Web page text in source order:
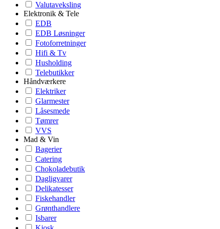
Valutaveksling
Elektronik & Tele
EDB
EDB Løsninger
Fotoforretninger
Hifi & Tv
Husholding
Telebutikker
Håndværkere
Elektriker
Glarmester
Låsesmede
Tømrer
VVS
Mad & Vin
Bagerier
Catering
Chokoladebutik
Dagligvarer
Delikatesser
Fiskehandler
Grønthandlere
Isbarer